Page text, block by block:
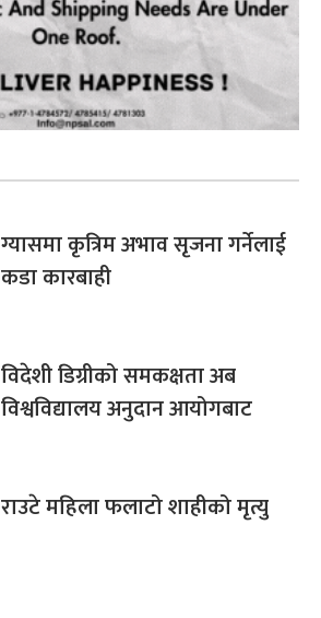
ग्यासमा कृत्रिम अभाव सृजना गर्नेलाई
कडा कारबाही
विदेशी डिग्रीको समकक्षता अब
विश्वविद्यालय अनुदान आयोगबाट
राउटे महिला फलाटो शाहीको मृत्यु